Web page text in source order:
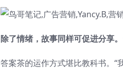
除了情绪，故事同样可促进分享。
答案茶的运作方式堪比教科书。“